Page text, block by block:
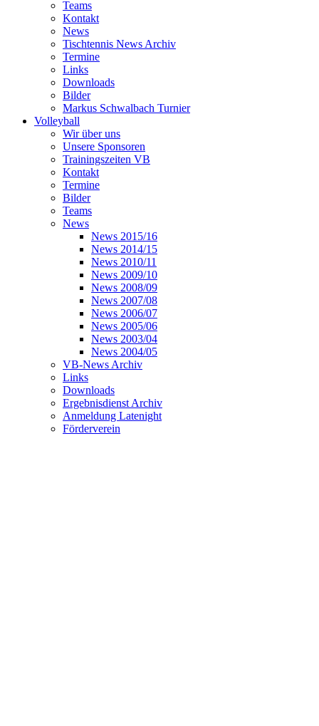
Teams
Kontakt
News
Tischtennis News Archiv
Termine
Links
Downloads
Bilder
Markus Schwalbach Turnier
Volleyball
Wir über uns
Unsere Sponsoren
Trainingszeiten VB
Kontakt
Termine
Bilder
Teams
News
News 2015/16
News 2014/15
News 2010/11
News 2009/10
News 2008/09
News 2007/08
News 2006/07
News 2005/06
News 2003/04
News 2004/05
VB-News Archiv
Links
Downloads
Ergebnisdienst Archiv
Anmeldung Latenight
Förderverein